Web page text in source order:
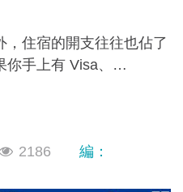
，住宿的開支往往也佔了
手上有 Visa、
，最高可享 88折優
大銀行最新Expedia信
要出遊的朋友千萬不要
2186
編：